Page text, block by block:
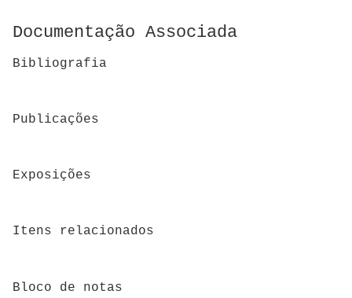
Documentação Associada
Bibliografia
Publicações
Exposições
Itens relacionados
Bloco de notas